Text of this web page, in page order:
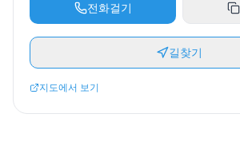
전화걸기
길찾기
지도에서 보기